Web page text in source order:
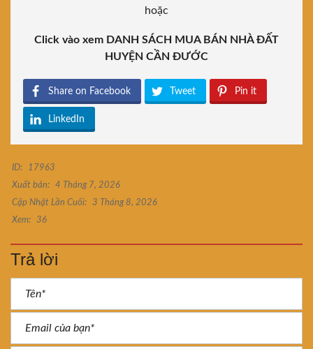
hoặc
Click vào xem DANH SÁCH MUA BÁN NHÀ ĐẤT
HUYỆN CẦN ĐƯỚC
Share on Facebook Tweet Pin it
LinkedIn
ID:
17963
Xuất bản:
4 Tháng 7, 2026
Cập Nhật Lần Cuối:
3 Tháng 8, 2026
Xem:
36
Trả lời